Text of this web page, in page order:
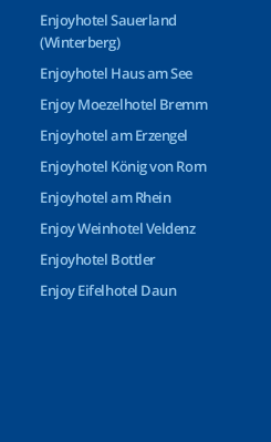
Enjoyhotel Sauerland
(Winterberg)
Enjoyhotel Haus am See
Enjoy Moezelhotel Bremm
Enjoyhotel am Erzengel
Enjoyhotel König von Rom
Enjoyhotel am Rhein
Enjoy Weinhotel Veldenz
Enjoyhotel Bottler
Enjoy Eifelhotel Daun